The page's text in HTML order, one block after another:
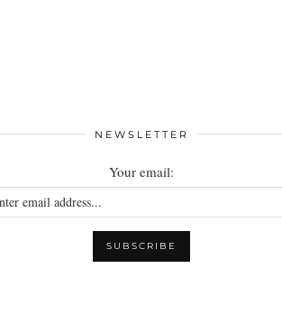
NEWSLETTER
Your email: